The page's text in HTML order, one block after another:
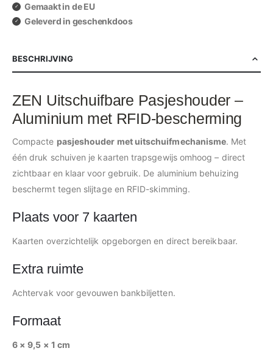
Gemaakt in de EU
Geleverd in geschenkdoos
BESCHRIJVING
ZEN Uitschuifbare Pasjeshouder –
Aluminium met RFID-bescherming
Compacte pasjeshouder met uitschuifmechanisme. Met
één druk schuiven je kaarten trapsgewijs omhoog – direct
zichtbaar en klaar voor gebruik. De aluminium behuizing
beschermt tegen slijtage en RFID-skimming.
Plaats voor 7 kaarten
Kaarten overzichtelijk opgeborgen en direct bereikbaar.
Extra ruimte
Achtervak voor gevouwen bankbiljetten.
Formaat
6 × 9,5 × 1 cm